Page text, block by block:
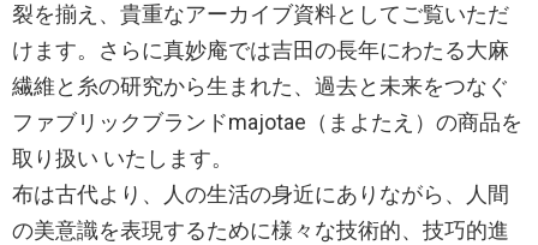
裂を揃え、貴重なアーカイブ資料としてご覧いただ
けます。さらに真妙庵では吉田の長年にわたる大麻
繊維と糸の研究から生まれた、過去と未来をつなぐ
ファブリックブランドmajotae（まよたえ）の商品を
取り扱い いたします。
布は古代より、人の生活の身近にありながら、人間
の美意識を表現するために様々な技術的、技巧的進